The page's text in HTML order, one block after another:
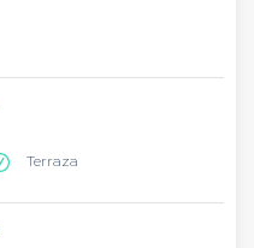
Terraza